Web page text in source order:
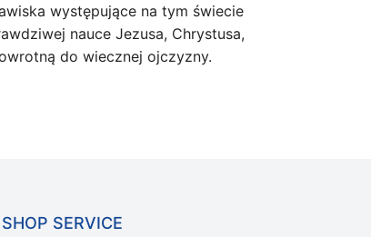
występujące na tym świecie
nauce Jezusa, Chrystusa,
do wiecznej ojczyzny.
SHOP SERVICE